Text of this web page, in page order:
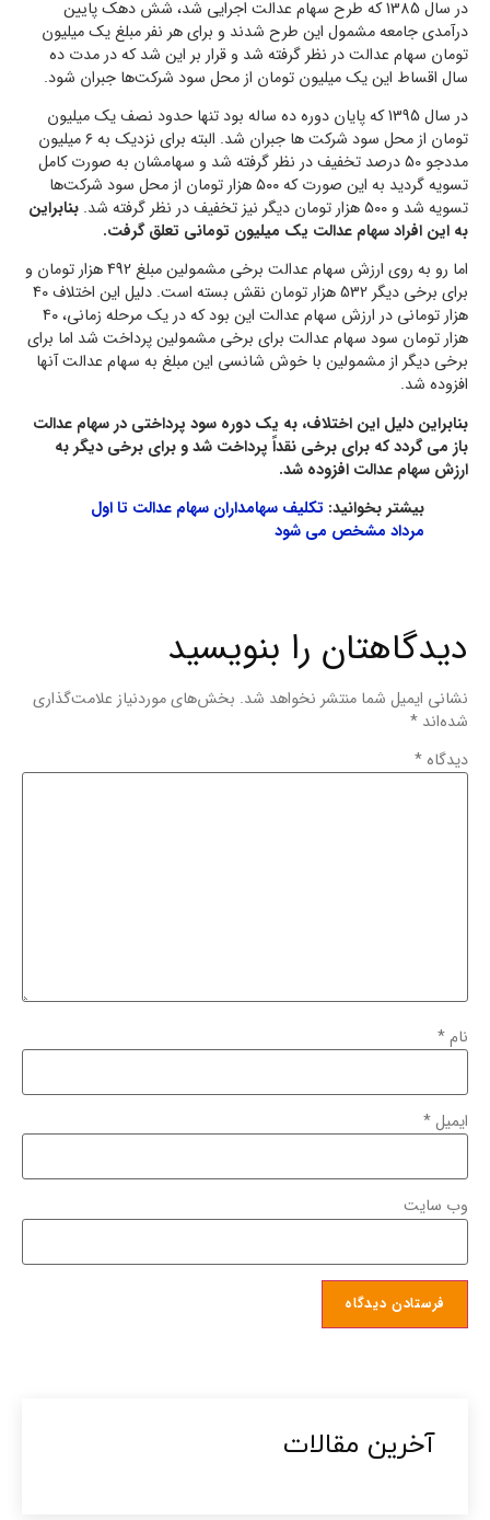
در سال 1385 که طرح سهام عدالت اجرایی شد، شش دهک پایین
درآمدی جامعه مشمول این طرح شدند و برای هر نفر مبلغ یک میلیون
تومان سهام عدالت در نظر گرفته شد و قرار بر این شد که در مدت ده
سال اقساط این یک میلیون تومان از محل سود شرکت‌ها جبران شود.
در سال 1395 که پایان دوره ده ساله بود تنها حدود نصف یک میلیون
تومان از محل سود شرکت ها جبران شد. البته برای نزدیک به ۶ میلیون
مددجو 50 درصد تخفیف در نظر گرفته شد و سهامشان به صورت کامل
تسویه گردید به این صورت که ۵۰۰ هزار تومان از محل سود شرکت‌ها
تسویه شد و ۵۰۰ هزار تومان دیگر نیز تخفیف در نظر گرفته شد.
بنابراین
به این افراد سهام عدالت یک میلیون تومانی تعلق گرفت.
اما رو به روی ارزش سهام عدالت برخی مشمولین مبلغ 492 هزار تومان و
برای برخی دیگر 532 هزار تومان نقش بسته است. دلیل این اختلاف 40
هزار تومانی در ارزش سهام عدالت این بود که در یک مرحله زمانی، ۴۰
هزار تومان سود سهام عدالت برای برخی مشمولین پرداخت شد اما برای
برخی دیگر از مشمولین با خوش شانسی این مبلغ به سهام عدالت آنها
افزوده شد.
بنابراین دلیل این اختلاف، به یک دوره سود پرداختی در سهام عدالت
باز می گردد که برای برخی نقداً پرداخت شد و برای برخی دیگر به
ارزش سهام عدالت افزوده شد.
بیشتر بخوانید: تکلیف سهامداران سهام عدالت تا اول
مرداد مشخص می شود
دیدگاهتان را بنویسید
نشانی ایمیل شما منتشر نخواهد شد. بخش‌های موردنیاز علامت‌گذاری
شده‌اند *
دیدگاه *
نام*
ایمیل*
وب‌ سایت
آخرین مقالات​